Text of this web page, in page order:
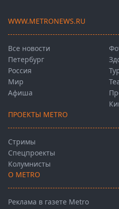
WWW.METRONEWS.RU
Все новости
Петербург
Россия
Мир
Афиша
ПРОЕКТЫ METRO
Стримы
Спецпроекты
Колумнисты
О METRO
Реклама в газете Metro